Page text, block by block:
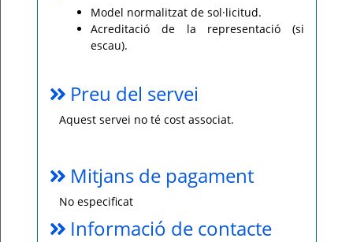
Model normalitzat de sol·licitud.
Acreditació de la representació (si
escau).
Preu del servei
Aquest servei no té cost associat.
Mitjans de pagament
No especificat
Informació de contacte